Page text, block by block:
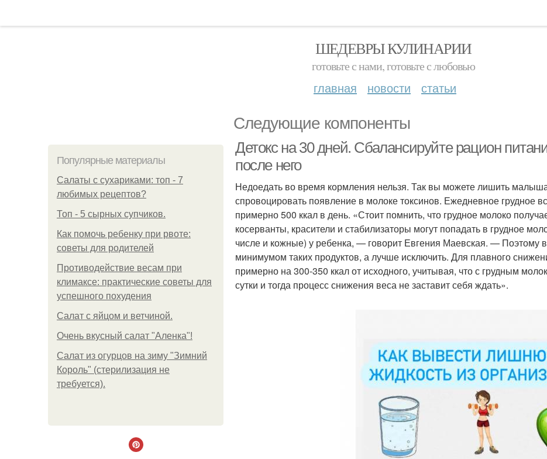
ШЕДЕВРЫ КУЛИНАРИИ
готовьте с нами, готовьте с любовью
главная новости статьи
Следующие компоненты
Популярные материалы
Салаты с сухариками: топ - 7
любимых рецептов?
Топ - 5 сырных супчиков.
Как помочь ребенку при рвоте:
советы для родителей
Противодействие весам при
климаксе: практические советы для
успешного похудения
Салат с яйцом и ветчиной.
Очень вкусный салат "Аленка"!
Салат из огурцов на зиму "Зимний
Король" (стерилизация не
требуется).
Детокс на 30 дней. Сбалансируйте рацион
после него
Недоедать во время кормления нельзя. Так вы можете лишить
спровоцировать появление в молоке токсинов. Ежедневное грудное
примерно 500 ккал в день. «Стоит помнить, что грудное молоко
косерванты, красители и стабилизаторы могут попадать в грудное
числе и кожные) у ребенка, — говорит Евгения Маевская. — Поэтому
минимумом таких продуктов, а лучше исключить. Для плавного
примерно на 300-350 ккал от исходного, учитывая, что с грудным
сутки и тогда процесс снижения веса не заставит себя ждать».